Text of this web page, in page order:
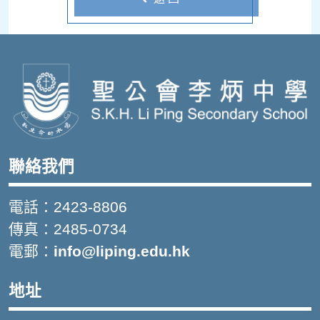
聯絡我們
電話：2423-8806
傳真：2485-0734
電郵： info@liping.edu.hk
地址